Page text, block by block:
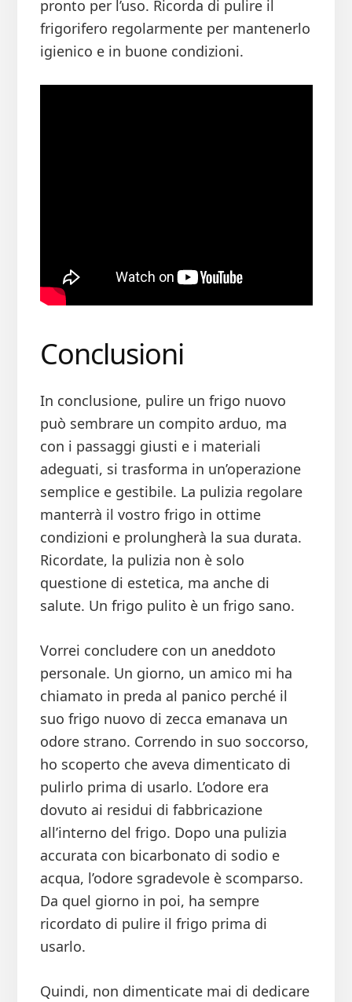
pronto per l’uso. Ricorda di pulire il
frigorifero regolarmente per mantenerlo
igienico e in buone condizioni.
Conclusioni
In conclusione, pulire un frigo nuovo
può sembrare un compito arduo, ma
con i passaggi giusti e i materiali
adeguati, si trasforma in un’operazione
semplice e gestibile. La pulizia regolare
manterrà il vostro frigo in ottime
condizioni e prolungherà la sua durata.
Ricordate, la pulizia non è solo
questione di estetica, ma anche di
salute. Un frigo pulito è un frigo sano.
Vorrei concludere con un aneddoto
personale. Un giorno, un amico mi ha
chiamato in preda al panico perché il
suo frigo nuovo di zecca emanava un
odore strano. Correndo in suo soccorso,
ho scoperto che aveva dimenticato di
pulirlo prima di usarlo. L’odore era
dovuto ai residui di fabbricazione
all’interno del frigo. Dopo una pulizia
accurata con bicarbonato di sodio e
acqua, l’odore sgradevole è scomparso.
Da quel giorno in poi, ha sempre
ricordato di pulire il frigo prima di
usarlo.
Quindi, non dimenticate mai di dedicare